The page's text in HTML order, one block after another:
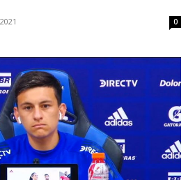
0